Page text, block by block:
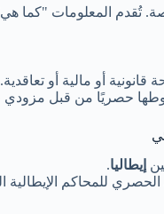
تُقدم المعلومات "كما
أو مالية أو تعاقدية.
حصريًا من قبل
إيطاليا.
للمحاكم الإيطالية